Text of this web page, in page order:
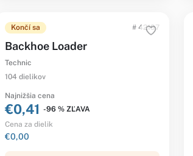
Končí sa # 42197
Backhoe Loader
Technic
104 dielikov
Najnižšia cena
€0,41 -96 % ZĽAVA
Cena za dielik
€0,00